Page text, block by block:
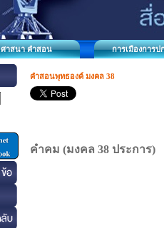
ศาสนา คำสอน การเมืองการป
คำสอนพุทธองค์ มงคล 38
คำคม (มงคล 38 ประการ)